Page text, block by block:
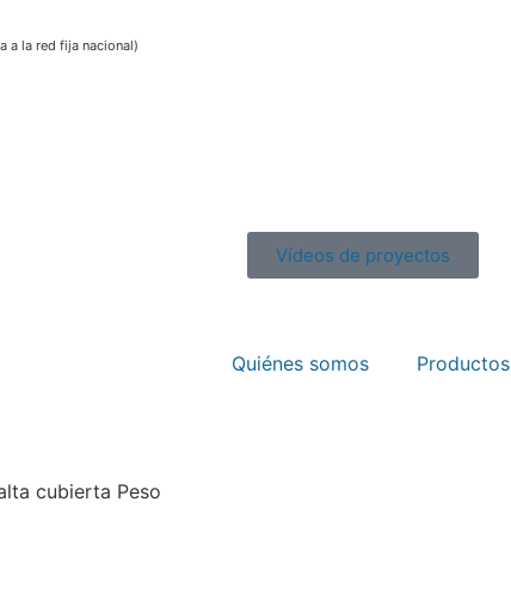
a la red fija nacional)
Vídeos de proyectos
Quiénes somos Productos
cubierta Peso